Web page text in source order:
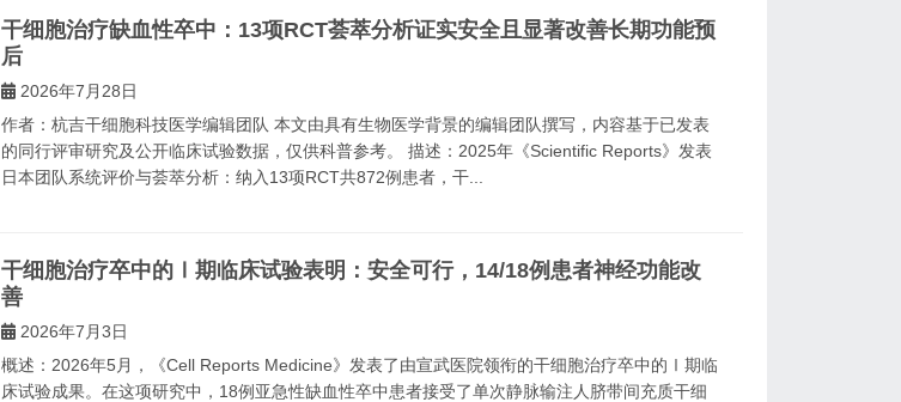
干细胞治疗缺血性卒中：13项RCT荟萃分析证实安全且显著改善长期功能预
后
2026年7月28日
作者：杭吉干细胞科技医学编辑团队 本文由具有生物医学背景的编辑团队撰写，内容基于已发表
的同行评审研究及公开临床试验数据，仅供科普参考。 描述：2025年《Scientific Reports》发表
日本团队系统评价与荟萃分析：纳入13项RCT共872例患者，干...
干细胞治疗卒中的Ⅰ期临床试验表明：安全可行，14/18例患者神经功能改
善
2026年7月3日
概述：2026年5月，《Cell Reports Medicine》发表了由宣武医院领衔的干细胞治疗卒中的Ⅰ期临
床试验成果。在这项研究中，18例亚急性缺血性卒中患者接受了单次静脉输注人脐带间充质干细